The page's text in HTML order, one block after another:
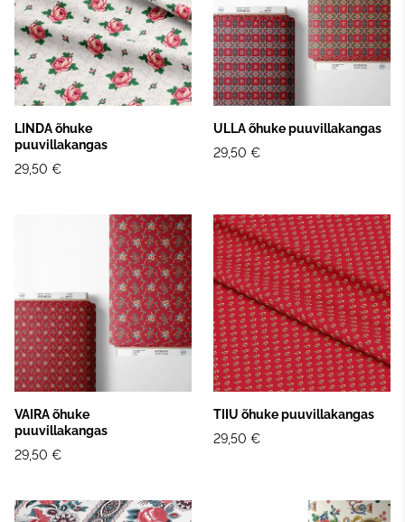
LINDA õhuke
puuvillakangas
29,50 €
ULLA õhuke puuvillakangas
29,50 €
VAIRA õhuke
puuvillakangas
29,50 €
TIIU õhuke puuvillakangas
29,50 €